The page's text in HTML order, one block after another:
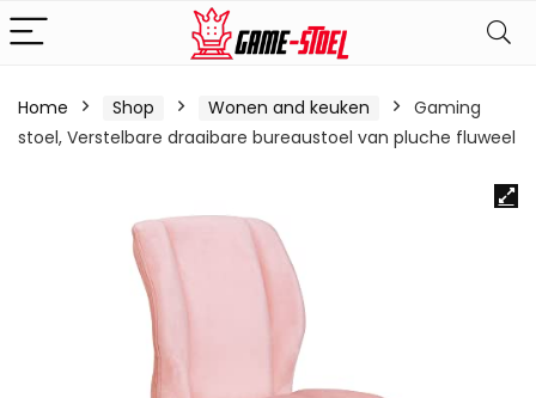
Home Shop Wonen and keuken
Gaming
stoel, Verstelbare draaibare bureaustoel van pluche fluweel